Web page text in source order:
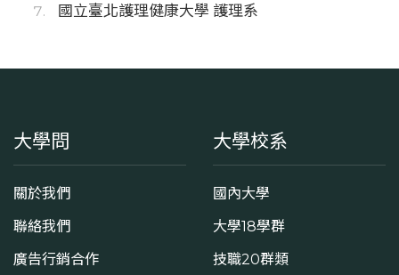
國立臺北護理健康大學 護理系
大學問
關於我們
聯絡我們
廣告行銷合作
大學校系
國內大學
大學18學群
技職20群類